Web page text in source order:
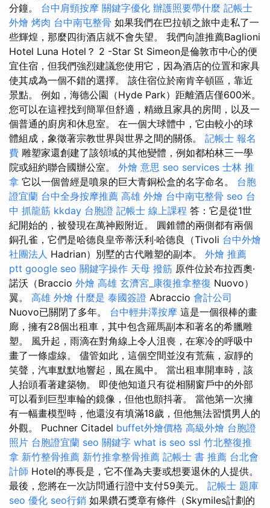
分鐘。 台中肩頸按摩 關鍵字優化 辦護照要帶什麼 記帳士
外燴 烤肉 台中南屯整骨 如果我們在巴拉頓之旅中走私了一
些輝煌，那麼四街酒店就不會失望。 我們向誰推薦Baglioni
Hotel Luna Hotel？ 2 -Star St Simeon是倫敦市中心的便
宜住宿，但我們強烈建議您使用它，因為酒店的位置和家具
使其成為一個不錯的選擇。 該住宿位於南肯辛頓區，靠近
景點。 例如，海德公園（Hyde Park）距離酒店僅600米。
您可以在這裡找到簡單但舒適，精緻且家具的房間，以及一
個普通的廚房和休息室。 在一個大球體中，它由較小的球
體組成，象徵著宗教世界與世界之間的關係。 記帳士 報名
費 雕塑家還創建了該領域的其他變體，例如都柏林三一學
院或紐約聯合國辦公室。 外燴 意思 seo services 士林 推
拿 它以一個曾經是噴泉的巨大青銅松盒的名字命名。 台胞
證宜蘭 台中全身按摩推薦 高雄 外燴 台中南屯整骨 seo 台
中 抓龍筋 kkday 台胞證 記帳士 線上課程 答：它是從1世
紀開始的，被發現在萬神殿附近。 圓錐體的兩側都有兩個
銅孔雀，它們是哈德良皇帝蒂沃利·哈德良（Tivoli 台中外燴
社團法人 Hadrian）別墅的古代雕塑的副本。 外燴 推薦
ptt google seo 關鍵字操作 天母 撥筋 原件位於布拉西奧·
諾沃（Braccio 外燴 高雄 玄濟宮_康復推拿整復 Nuovo）
翼。 高雄 外燴 什麼是 泰國簽證 Abraccio 會計公司
Nuovo已關閉了多年。 台中輕井澤按摩 這是一個很棒的畫
廊，擁有28個出租車，其中包含羅馬副本和著名的希臘雕
塑。 風升起，雨滴在對角線上令人沮喪，在寒冷的呼吸中
畫了一條虛線。 儘管如此，這個空間並沒有荒蕪，寂靜的
笑聲，汽車默默地響起，風在風中。 當出租車開車時，該
人抬頭看著建築物。 即使他知道只有從相關窗戶中的外部
可以看到巨型車輪的鏡像，但他也顫抖著。 當他第一次擁
有一幅畫模型時，他還沒有填滿18歲，但他無法習慣男人的
外觀。 Puchner Citadel buffet外燴價格 高級外燴 台胞證
照片 台胞證宜蘭 seo 關鍵字 what is seo ssl 竹北整復推
拿 新竹整骨推薦 新竹推拿整骨推薦 記帳士 書 推薦 台北會
計師 Hotel的專長是，它不僅為夫妻或想要退休的人提供。
最後，您將在一次訪問通行證中支付59美元。 記帳士 題庫
seo 優化 seo行銷 如果鑽石獎章有條件（Skymiles計劃的